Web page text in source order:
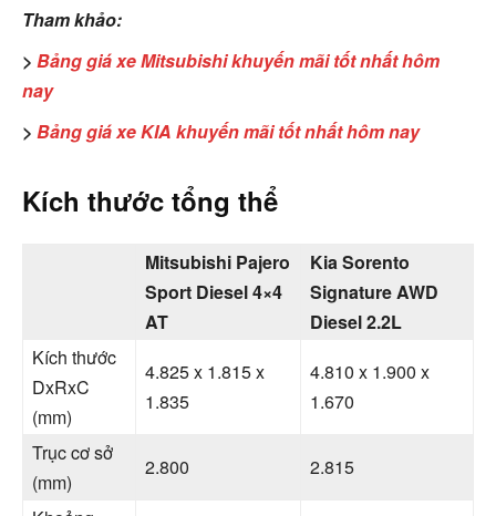
Tham khảo:
> Bảng giá xe Mitsubishi khuyến mãi tốt nhất hôm
nay
> Bảng giá xe KIA khuyến mãi tốt nhất hôm nay
Kích thước tổng thể
Mitsubishi Pajero
Sport Diesel 4×4
AT
Kia Sorento
Signature AWD
Diesel 2.2L
Kích thước
DxRxC
(mm)
4.825 x 1.815 x
1.835
4.810 x 1.900 x
1.670
Trục cơ sở
(mm)
2.800
2.815